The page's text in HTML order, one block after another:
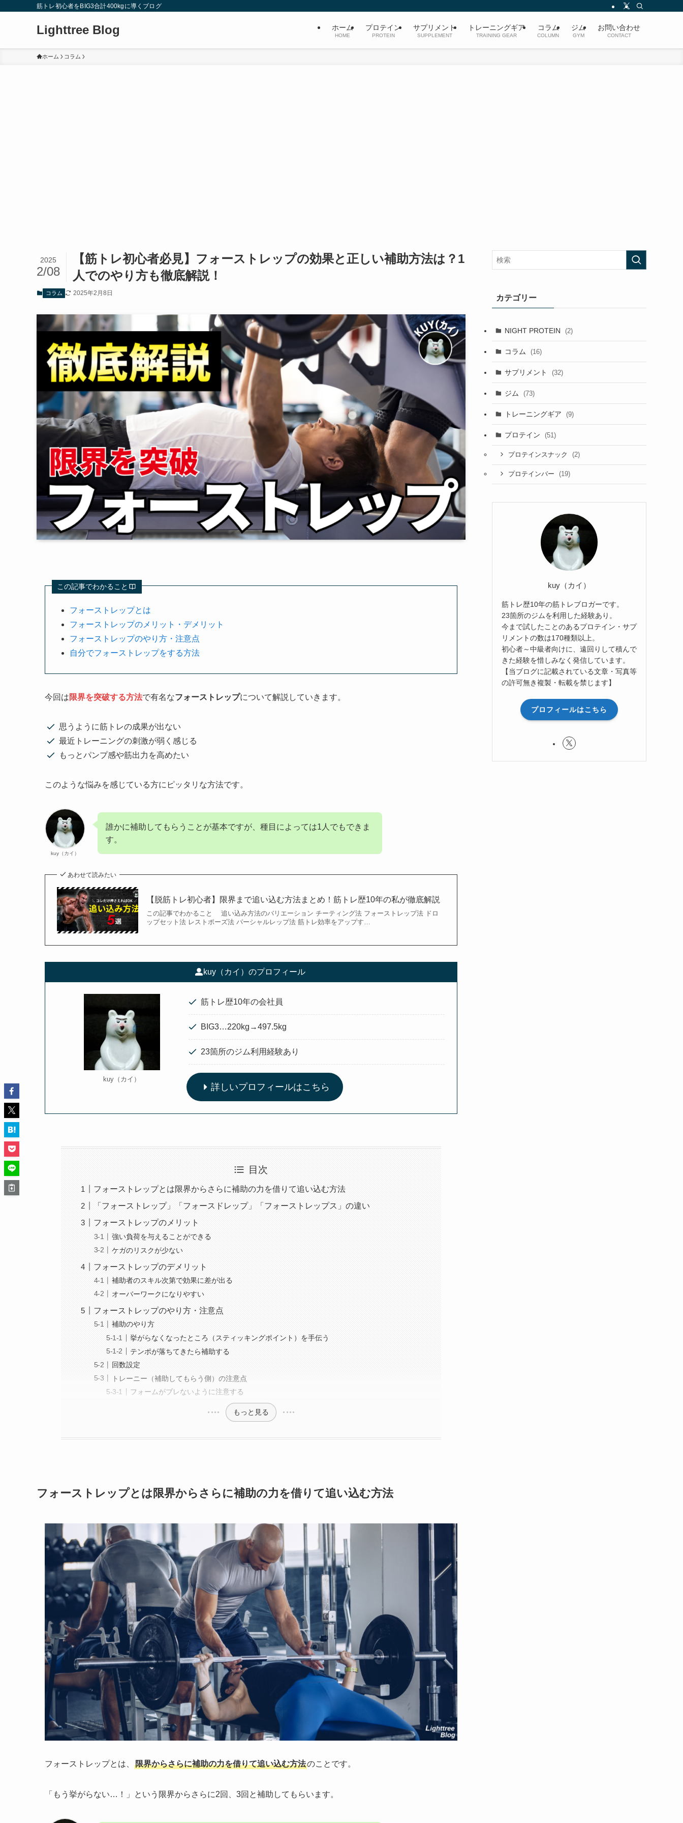
筋トレ初心者をBIG3合計400kgに導くブログ
Lighttree Blog ホーム
HOME
プロテイン
PROTEIN
サプリメント
SUPPLEMENT
トレーニングギア
TRAINING GEAR
コラム
COLUMN
ジム
GYM
お問い合わせ
CONTACT
ホーム コラム
【筋トレ初心者必見】フォーストレップの効果と正しい補助方法は？1
人でのやり方も徹底解説！
2025
2/08
コラム 2025年2月8日
この記事でわかること
フォーストレップとは
フォーストレップのメリット・デメリット
フォーストレップのやり方・注意点
自分でフォーストレップをする方法
今回は限界を突破する方法で有名なフォーストレップについて解説していきます。
思うように筋トレの成果が出ない
最近トレーニングの刺激が弱く感じる
もっとパンプ感や筋出力を高めたい
このような悩みを感じている方にピッタリな方法です。
kuy（カイ）
誰かに補助してもらうことが基本ですが、種目によっては1人でもできま
す。
あわせて読みたい
【脱筋トレ初心者】限界まで追い込む方法まとめ！筋トレ歴10年の私が徹底解説
この記事でわかること 追い込み方法のバリエーション チーティング法 フォーストレップ法 ドロ
ップセット法 レストポーズ法 パーシャルレップ法 筋トレ効率をアップす…
kuy（カイ）のプロフィール
kuy（カイ）
筋トレ歴10年の会社員
BIG3…220kg→497.5kg
23箇所のジム利用経験あり
詳しいプロフィールはこちら
目次
フォーストレップとは限界からさらに補助の力を借りて追い込む方法
「フォーストレップ」「フォースドレップ」「フォーストレップス」の違い
フォーストレップのメリット
強い負荷を与えることができる
ケガのリスクが少ない
フォーストレップのデメリット
補助者のスキル次第で効果に差が出る
オーバーワークになりやすい
フォーストレップのやり方・注意点
補助のやり方
挙がらなくなったところ（スティッキングポイント）を手伝う
テンポが落ちてきたら補助する
回数設定
トレーニー（補助してもらう側）の注意点
フォームがブレないように注意する
もっと見る
フォーストレップとは限界からさらに補助の力を借りて追い込む方法
フォーストレップとは、 限界からさらに補助の力を借りて追い込む方法のことです。
「もう挙がらない…！」という限界からさらに2回、3回と補助してもらいます。
カテゴリー
NIGHT PROTEIN (2)
コラム (16)
サプリメント (32)
ジム (73)
トレーニングギア (9)
プロテイン (51)
プロテインスナック (2)
プロテインバー (19)
kuy（カイ）
筋トレ歴10年の筋トレブロガーです。
23箇所のジムを利用した経験あり。
今まで試したことのあるプロテイン・サプ
リメントの数は170種類以上。
初心者～中級者向けに、遠回りして積んで
きた経験を惜しみなく発信しています。
【当ブログに記載されている文章・写真等
の許可無き複製・転載を禁じます】
プロフィールはこちら